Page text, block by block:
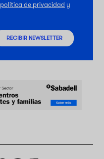
política de privacidad y
RECIBIR NEWSLETTER